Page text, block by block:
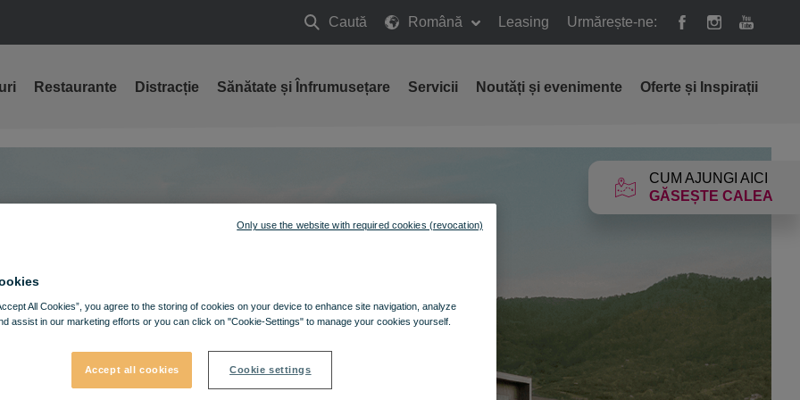
Caută
Caută
Română Leasing Urmărește-ne:
CUM AJUNGI AICI
GĂSEȘTE CALEA
Restaurante Distracție Sănătate și Înfrumusețare Servicii Noutăți și evenimente Oferte și Inspirații
All Cookies”, you agree to the storing of cookies on your device to enhance site navigation, analyze
assist in our marketing efforts or you can click on "Cookie-Settings" to manage your cookies yourself.
Accept all cookies Cookie settings
Only use the website with required cookies (revocation)